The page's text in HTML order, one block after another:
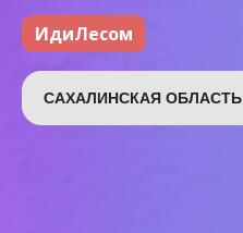
ИдиЛесом
САХАЛИНСКАЯ ОБЛАСТЬ